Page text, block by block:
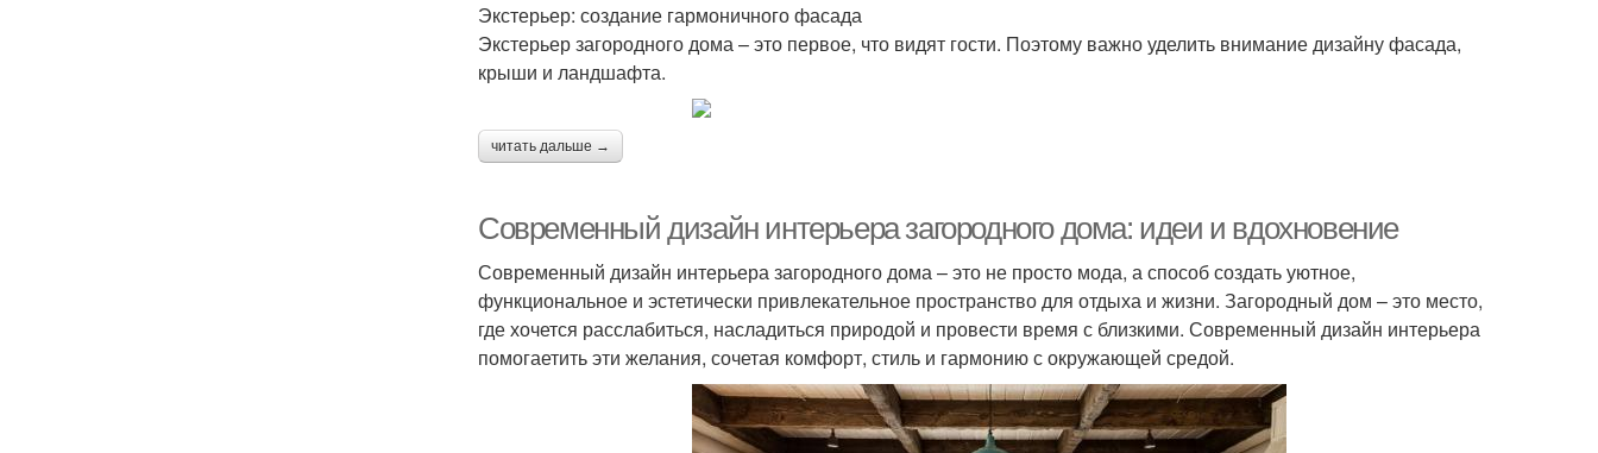
Экстерьер: создание гармоничного фасада
Экстерьер загородного дома – это первое, что видят гости. Поэтому важно уделить внимание дизайну фасада,
крыши и ландшафта.
читать дальше →
Современный дизайн интерьера загородного дома: идеи и вдохновение
Современный дизайн интерьера загородного дома – это не просто мода, а способ создать уютное,
функциональное и эстетически привлекательное пространство для отдыха и жизни. Загородный дом – это место,
где хочется расслабиться, насладиться природой и провести время с близкими. Современный дизайн интерьера
помогаетить эти желания, сочетая комфорт, стиль и гармонию с окружающей средой.